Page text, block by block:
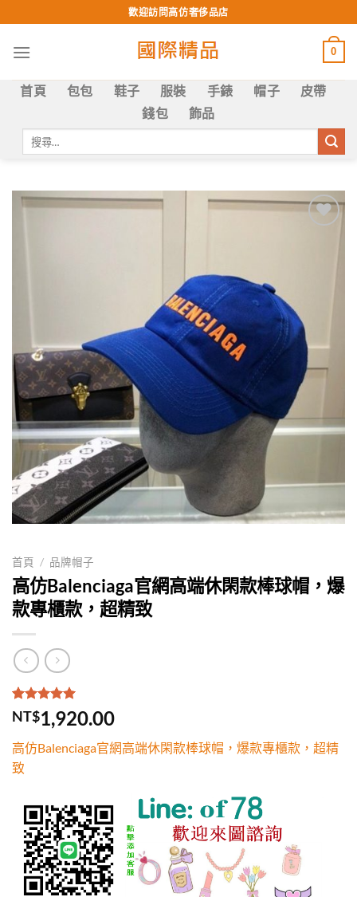
to
content
歡迎訪問高仿奢侈品店
0
首頁 包包 鞋子 服裝 手錶 帽子
皮帶
錢包
飾品
字:
首頁 / 品牌帽子
高仿Balenciaga官網高端休閑款棒球帽，爆
款專櫃款，超精致
評分5.00/
5，已有
1
位
分
NT$1,920.00
高仿Balenciaga官網高端休閑款棒球帽，爆款專櫃款，超精
致